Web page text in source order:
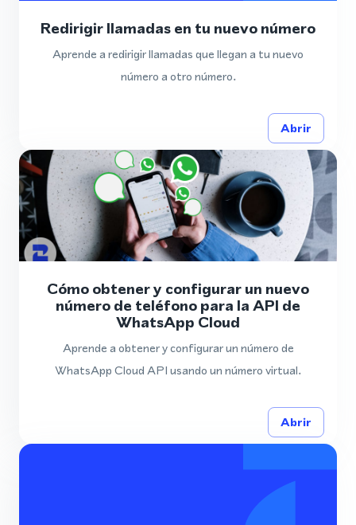
Redirigir llamadas en tu nuevo número
Aprende a redirigir llamadas que llegan a tu nuevo
número a otro número.
Abrir
Cómo obtener y configurar un nuevo
número de teléfono para la API de
WhatsApp Cloud
Aprende a obtener y configurar un número de
WhatsApp Cloud API usando un número virtual.
Abrir